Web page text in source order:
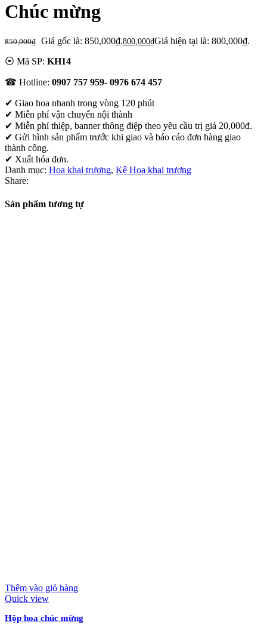
Chúc mừng
850,000₫ Giá gốc là: 850,000₫.800,000₫Giá hiện tại là: 800,000₫.
⦿ Mã SP: KH14
☎ Hotline: 0907 757 959- 0976 674 457
✔ Giao hoa nhanh trong vòng 120 phút
✔ Miễn phí vận chuyển nội thành
✔ Miễn phí thiệp, banner thông điệp theo yêu cầu trị giá 20,000đ.
✔ Gửi hình sản phẩm trước khi giao và báo cáo đơn hàng giao
thành công.
✔ Xuất hóa đơn.
Danh mục: Hoa khai trương, Kệ Hoa khai trương
Share:
Sản phẩm tương tự
Thêm vào giỏ hàng
Quick view
Hộp hoa chúc mừng